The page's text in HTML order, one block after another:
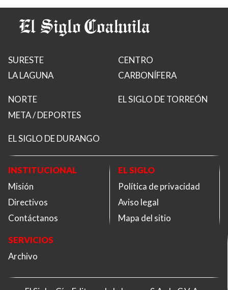
SURESTE
LA LAGUNA
CENTRO
CARBONÍFERA
NORTE
META / DEPORTES
EL SIGLO DE TORREÓN
EL SIGLO DE DURANGO
INSTITUCIONAL
Misión
Directivos
Contáctanos
EL SIGLO
Política de privacidad
Aviso legal
Mapa del sitio
SERVICIOS
Archivo